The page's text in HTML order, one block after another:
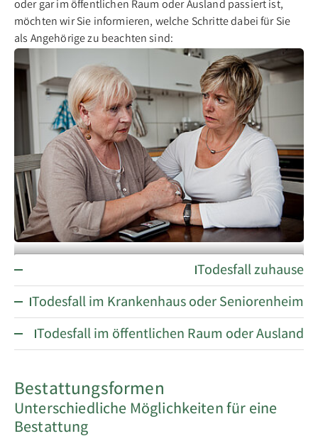
oder gar im öf­fent­li­chen Raum oder Aus­land pas­siert ist,
möch­ten wir Sie in­for­mie­ren, wel­che Schrit­te da­bei für Sie
als An­ge­hö­ri­ge zu be­ach­ten sind:
Todesfall zuhause
Todesfall im Krankenhaus oder Seniorenheim
Todesfall im öffentlichen Raum oder Ausland
Bestattungsformen
Unterschiedliche Möglichkeiten für eine
Bestattung